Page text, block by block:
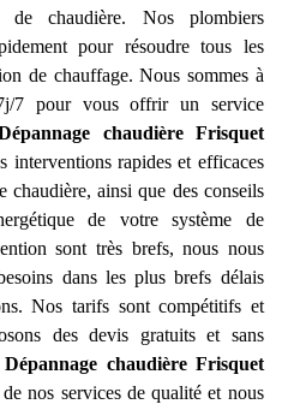
de chaudière. Nos plombiers
pour résoudre tous les
de chauffage. Nous sommes à
7 pour vous offrir un service
chaudière Frisquet
interventions rapides et efficaces
chaudière, ainsi que des conseils
de votre système de
sont très brefs, nous nous
dans les plus brefs délais
Nos tarifs sont compétitifs et
des devis gratuits et sans
chaudière Frisquet
nos services de qualité et nous